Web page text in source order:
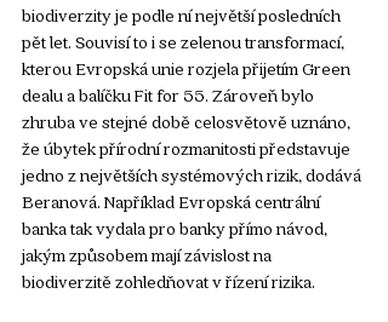
biodiverzity je podle ní největší posledních
pět let. Souvisí to i se zelenou transformací,
kterou Evropská unie rozjela přijetím Green
dealu a balíčku Fit for 55. Zároveň bylo
zhruba ve stejné době celosvětově uznáno,
že úbytek přírodní rozmanitosti představuje
jedno z největších systémových rizik, dodává
Beranová. Například Evropská centrální
banka tak vydala pro banky přímo návod,
jakým způsobem mají závislost na
biodiverzitě zohledňovat v řízení rizika.